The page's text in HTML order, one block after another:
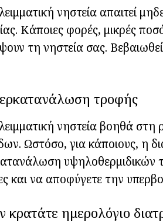
νηστεία απαιτεί
Κάποιες φορές, μικρές
τη νηστεία σας.
τροφής
νηστεία βοηθά
Ωστόσο, για κάποιους, η
υψηλοθερμιδικών
και να αποφύγετε την
κρατάτε ημερολόγιο